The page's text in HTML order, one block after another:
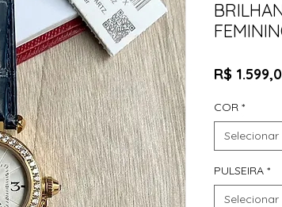
R$
COR *
Selecionar
PULSEIRA *
Selecionar